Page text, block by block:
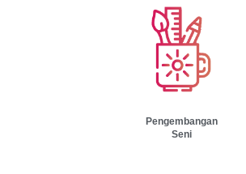
Pengembangan
Seni